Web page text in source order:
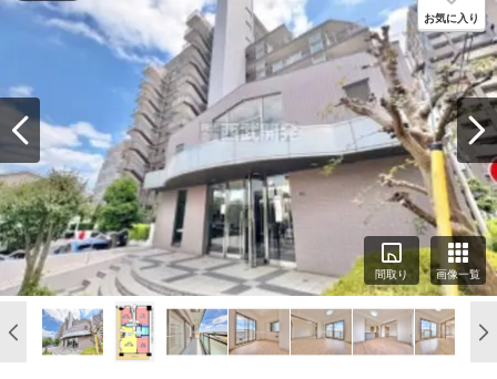
お気に入り
間取り 画像一覧